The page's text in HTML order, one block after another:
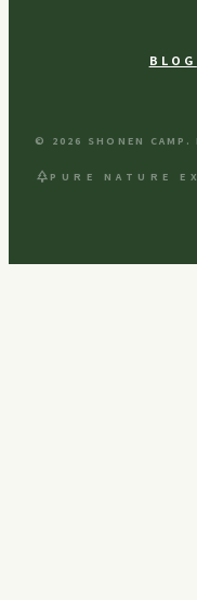
BLOG
© 2026 SHONEN CAMP.
park PURE NATURE